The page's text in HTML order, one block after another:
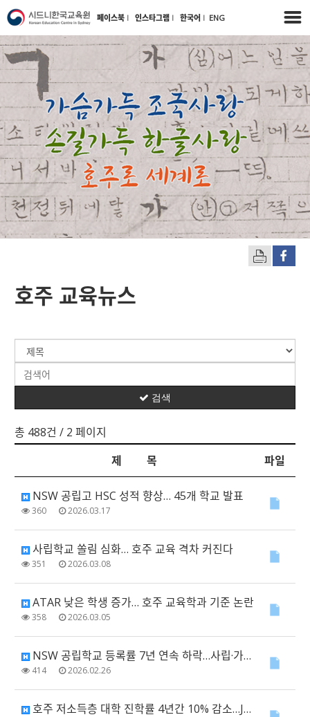
페이스북 l 인스타그램 l 한국어 l ENG
호주 교육뉴스
총 488건 / 2 페이지
검색
제 목 파일
NSW 공립고 HSC 성적 향상… 45개 학교 발표
360 2026.03.17
사립학교 쏠림 심화… 호주 교육 격차 커진다
351 2026.03.08
ATAR 낮은 학생 증가… 호주 교육학과 기준 논란
358 2026.03.05
NSW 공립학교 등록률 7년 연속 하락…사립·가톨릭 학교는 역대 최고
414 2026.02.26
호주 저소득층 대학 진학률 4년간 10% 감소…JRG 제도 논란 확산